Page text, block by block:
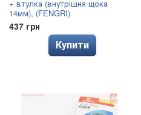
+ втулка (внутрішня щока
14мм), (FENGRI)
437 грн
Купити